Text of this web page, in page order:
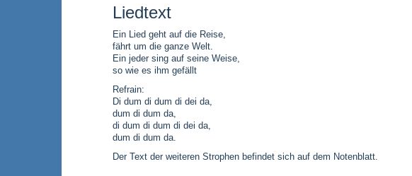
Liedtext
Ein Lied geht auf die Reise,
fährt um die ganze Welt.
Ein jeder sing auf seine Weise,
so wie es ihm gefällt
Refrain:
Di dum di dum di dei da,
dum di dum da,
di dum di dum di dei da,
dum di dum da.
Der Text der weiteren Strophen befindet sich auf dem Notenblatt.